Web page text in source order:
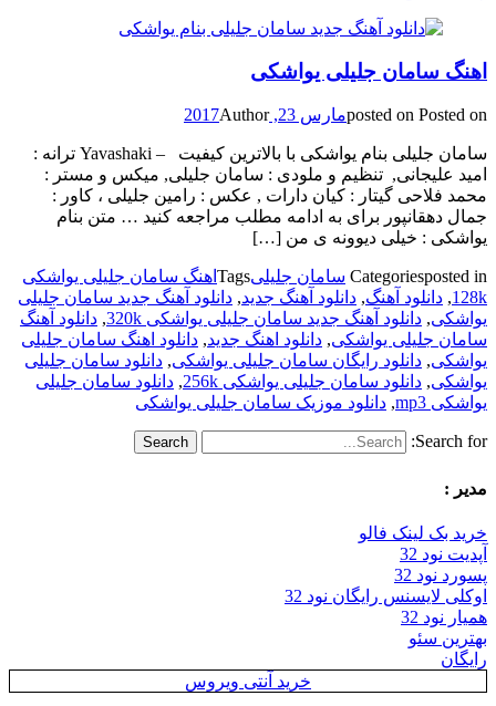
اهنگ سامان جلیلی یواشکی
posted on Posted on مارس 23, 2017 Author
سامان جلیلی بنام یواشکی با بالاترین کیفیت – Yavashaki ترانه :
امید علیجانی, تنظیم و ملودی : سامان جلیلی, میکس و مستر :
محمد فلاحی گیتار : کیان دارات , عکس : رامین جلیلی ، کاور :
جمال دهقانپور برای به ادامه مطلب مراجعه کنید … متن بنام
یواشکی : خیلی دیوونه ی من […]
Categoriesposted in سامان جلیلیTags اهنگ سامان جلیلی یواشکی
128k
, دانلود آهنگ, دانلود آهنگ جدید, دانلود آهنگ جدید سامان جلیلی
یواشکی, دانلود آهنگ جدید سامان جلیلی یواشکی 320k , دانلود آهنگ
سامان جلیلی یواشکی, دانلود اهنگ جدید, دانلود اهنگ سامان جلیلی
یواشکی, دانلود رایگان سامان جلیلی یواشکی, دانلود سامان جلیلی
یواشکی, دانلود سامان جلیلی یواشکی 256k , دانلود سامان جلیلی
یواشکی mp3
, دانلود موزیک سامان جلیلی یواشکی
Search for:
مدیر :
خرید بک لینک فالو
آپدیت نود 32
پسورد نود 32
اوکلی لایسنس رایگان نود 32
همیار نود 32
بهترین سئو
رایگان
خرید آنتی ویروس